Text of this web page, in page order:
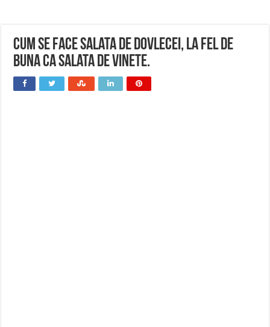
Cum se face salata de dovlecei, la fel de
buna ca salata de vinete.